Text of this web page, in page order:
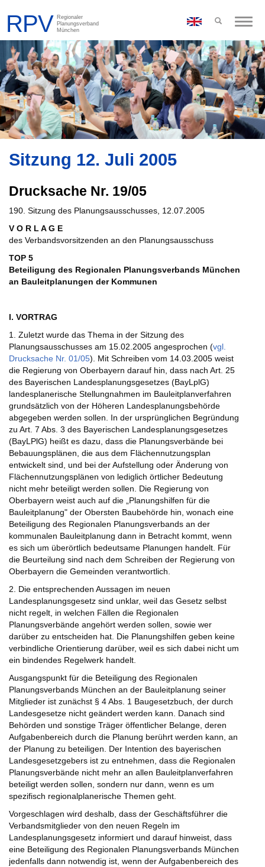
Toggle
Sitzung 12. Juli 2005
Drucksache Nr. 19/05
190. Sitzung des Planungsausschusses, 12.07.2005
V O R L A G E
des Verbandsvorsitzenden an den Planungsausschuss
TOP 5
Beteiligung des Regionalen Planungsverbands München
an Bauleitplanungen der Kommunen
I. VORTRAG
1. Zuletzt wurde das Thema in der Sitzung des
Planungsausschusses am 15.02.2005 angesprochen (vgl.
Drucksache Nr. 01/05). Mit Schreiben vom 14.03.2005 weist
die Regierung von Oberbayern darauf hin, dass nach Art. 25
des Bayerischen Landesplanungsgesetzes (BayLplG)
landesplanerische Stellungnahmen im Bauleitplanverfahren
grundsätzlich von der Höheren Landesplanungsbehörde
abgegeben werden sollen. In der ursprünglichen Begründung
zu Art. 7 Abs. 3 des Bayerischen Landesplanungsgesetzes
(BayLPlG) heißt es dazu, dass die Planungsverbände bei
Bebauungsplänen, die aus dem Flächennutzungsplan
entwickelt sind, und bei der Aufstellung oder Änderung von
Flächennutzungsplänen von lediglich örtlicher Bedeutung
nicht mehr beteiligt werden sollen. Die Regierung von
Oberbayern weist auch auf die „Planungshilfen für die
Bauleitplanung" der Obersten Baubehörde hin, wonach eine
Beteiligung des Regionalen Planungsverbands an der
kommunalen Bauleitplanung dann in Betracht kommt, wenn
es sich um überörtlich bedeutsame Planungen handelt. Für
die Beurteilung sind nach dem Schreiben der Regierung von
Oberbayern die Gemeinden verantwortlich.
2. Die entsprechenden Aussagen im neuen
Landesplanungsgesetz sind unklar, weil das Gesetz selbst
nicht regelt, in welchen Fällen die Regionalen
Planungsverbände angehört werden sollen, sowie wer
darüber zu entscheiden hat. Die Planungshilfen geben keine
verbindliche Orientierung darüber, weil es sich dabei nicht um
ein bindendes Regelwerk handelt.
Ausgangspunkt für die Beteiligung des Regionalen
Planungsverbands München an der Bauleitplanung seiner
Mitglieder ist zunächst § 4 Abs. 1 Baugesetzbuch, der durch
Landesgesetze nicht geändert werden kann. Danach sind
Behörden und sonstige Träger öffentlicher Belange, deren
Aufgabenbereich durch die Planung berührt werden kann, an
der Planung zu beteiligen. Der Intention des bayerischen
Landesgesetzgebers ist zu entnehmen, dass die Regionalen
Planungsverbände nicht mehr an allen Bauleitplanverfahren
beteiligt werden sollen, sondern nur dann, wenn es um
spezifisch regionalplanerische Themen geht.
Vorgeschlagen wird deshalb, dass der Geschäftsführer die
Verbandsmitglieder von den neuen Regeln im
Landesplanungsgesetz informiert und darauf hinweist, dass
eine Beteiligung des Regionalen Planungsverbands München
jedenfalls dann notwendig ist, wenn der Aufgabenbereich des